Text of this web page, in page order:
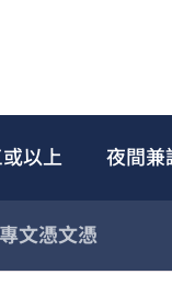
以上 夜間兼
文憑文憑